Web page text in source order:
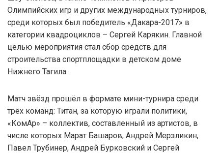
Олимпийских игр и других международных турниров,
среди которых был победитель «Дакара-2017» в
категории квадроциклов – Сергей Карякин. Главной
целью мероприятия стал сбор средств для
строительства спортплощадки в детском доме
Нижнего Тагила.
Матч звёзд прошёл в формате мини-турнира среди
трёх команд: Титан, за которую играли политики,
«КомАр» – коллектив, составленный из артистов, в
числе которых Марат Башаров, Андрей Мерзликин,
Павел Трубинер, Андрей Бурковский и Сергей